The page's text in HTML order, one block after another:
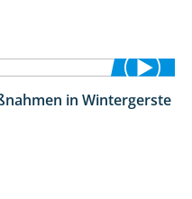
1:55
in Wintergerste